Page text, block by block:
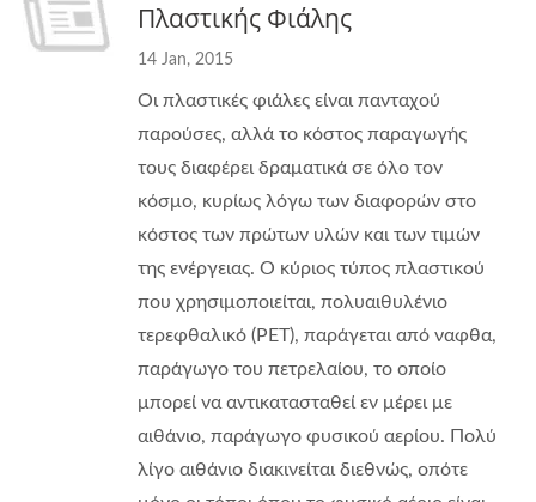
Πλαστικής Φιάλης
14 Jan, 2015
Οι πλαστικές φιάλες είναι πανταχού
παρούσες, αλλά το κόστος παραγωγής
τους διαφέρει δραματικά σε όλο τον
κόσμο, κυρίως λόγω των διαφορών στο
κόστος των πρώτων υλών και των τιμών
της ενέργειας. Ο κύριος τύπος πλαστικού
που χρησιμοποιείται, πολυαιθυλένιο
τερεφθαλικό (PET), παράγεται από ναφθα,
παράγωγο του πετρελαίου, το οποίο
μπορεί να αντικατασταθεί εν μέρει με
αιθάνιο, παράγωγο φυσικού αερίου. Πολύ
λίγο αιθάνιο διακινείται διεθνώς, οπότε